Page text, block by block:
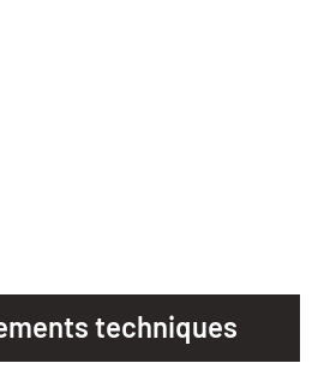
techniques